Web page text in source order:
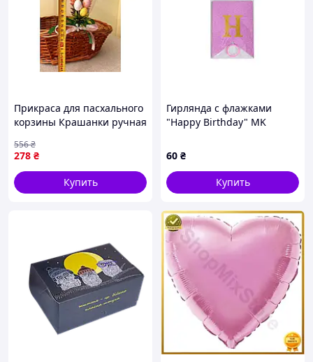
Прикраса для пасхального
корзины Крашанки ручная
материалы для украшения
праздника
278 ₴
556₴
Купить
Гирлянда с флажками
"Happy Birthday" MK
60 ₴
Купить